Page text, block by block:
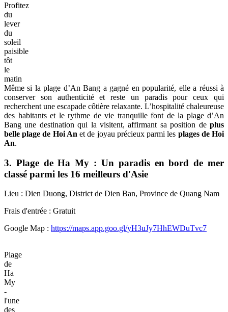
Profitez
du
lever
du
soleil
paisible
tôt
le
matin
Même si la plage d’An Bang a gagné en popularité, elle a réussi à
conserver son authenticité et reste un paradis pour ceux qui
recherchent une escapade côtière relaxante. L’hospitalité chaleureuse
des habitants et le rythme de vie tranquille font de la plage d’An
Bang une destination qui la visitent, affirmant sa position de plus
belle plage de Hoi An et de joyau précieux parmi les plages de Hoi
An.
3. Plage de Ha My : Un paradis en bord de mer
classé parmi les 16 meilleurs d'Asie
Lieu : Dien Duong, District de Dien Ban, Province de Quang Nam
Frais d'entrée : Gratuit
Google Map : https://maps.app.goo.gl/yH3uJy7HhEWDuTvc7
Plage
de
Ha
My
-
l'une
des